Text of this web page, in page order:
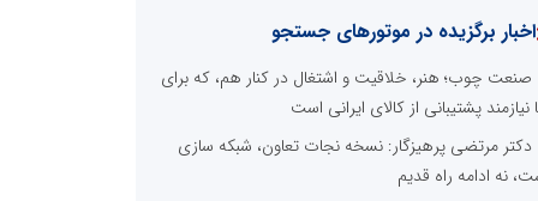
اخبار برگزیده در موتورهای جستجو
صنعت چوب؛ هنر، خلاقیت و اشتغال در کنار هم، که برای
نیازمند پشتیبانی از کالای ایرانی است
دکتر مرتضی پرهیزگار: نسخه نجات تعاون، شبکه سازی
نه ادامه راه قدیم